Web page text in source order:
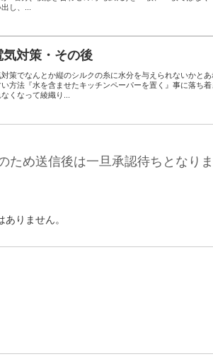
し、...
気対策・その後
対策でなんとか縦のシルクの糸に水分を与えられないかと
い方法『水を含ませたキッチンペーパーを置く』事に落ち
なくなって綾織り...
ため送信後は一旦承認待ちとなり
りません。